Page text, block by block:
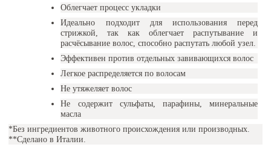
Облегчает процесс укладки
Идеально подходит для использования перед
стрижкой, так как облегчает распутывание и
расчёсывание волос, способно распутать любой узел.
Эффективен против отдельных завивающихся волос
Легкое распределяется по волосам
Не утяжеляет волос
Не содержит сульфаты, парафины, минеральные
масла
*Без ингредиентов животного происхождения или производных.
**Сделано в Италии.